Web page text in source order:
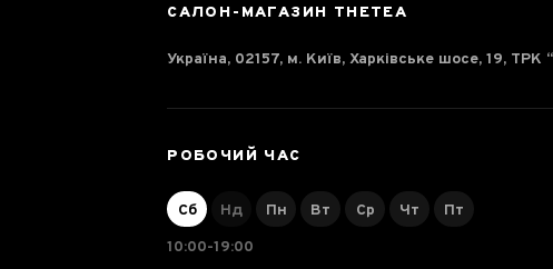
САЛОН-МАГАЗИН THETEA
Україна, 02157, м. Київ, Харківське шосе, 19, ТРК
РОБОЧИЙ ЧАС
Сб Нд Пн Вт Ср Чт
Пт
10:00-19:00